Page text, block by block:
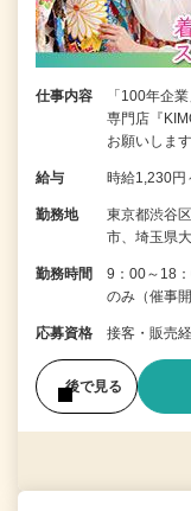
仕事内容
「100年企
専門店『
お願いしま
給与 時給1,230円
勤務地
東京都渋谷
市、埼玉県
勤務時間
9：00～18
のみ（催事
応募資格 接客・販売
後で見る